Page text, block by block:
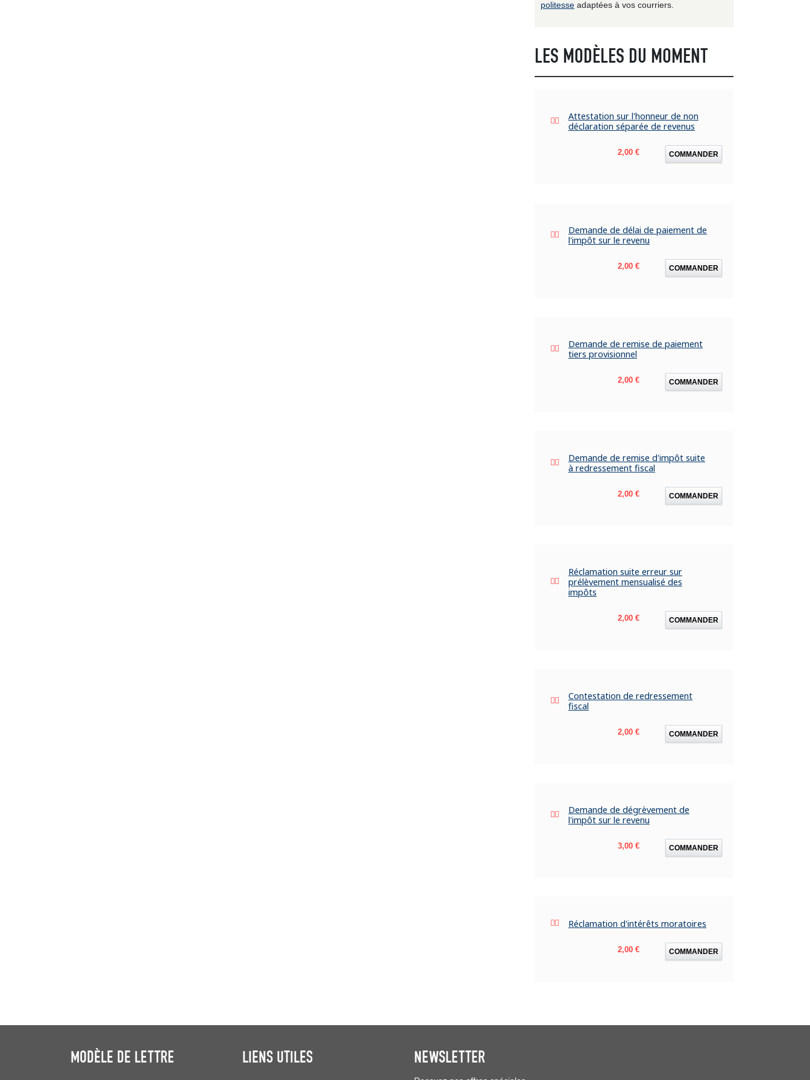
politesse adaptées à vos courriers.
LES MODÈLES DU MOMENT
Attestation sur l'honneur de non
déclaration séparée de revenus
Prix
2,00 € COMMANDER
Demande de délai de paiement de
l'impôt sur le revenu
Prix
2,00 € COMMANDER
Demande de remise de paiement
tiers provisionnel
Prix
2,00 € COMMANDER
Demande de remise d'impôt suite
à redressement fiscal
Prix
2,00 € COMMANDER
Réclamation suite erreur sur
prélèvement mensualisé des
impôts
Prix
2,00 € COMMANDER
Contestation de redressement
fiscal
Prix
2,00 € COMMANDER
Demande de dégrèvement de
l'impôt sur le revenu
Prix
3,00 € COMMANDER
Réclamation d'intérêts moratoires
Prix
2,00 € COMMANDER
MODÈLE DE LETTRE LIENS UTILES NEWSLETTER